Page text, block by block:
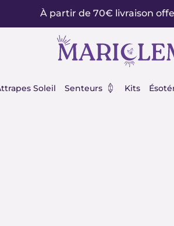
À partir de 70€ livraison
Soleil Senteurs Ouvrir
Kits